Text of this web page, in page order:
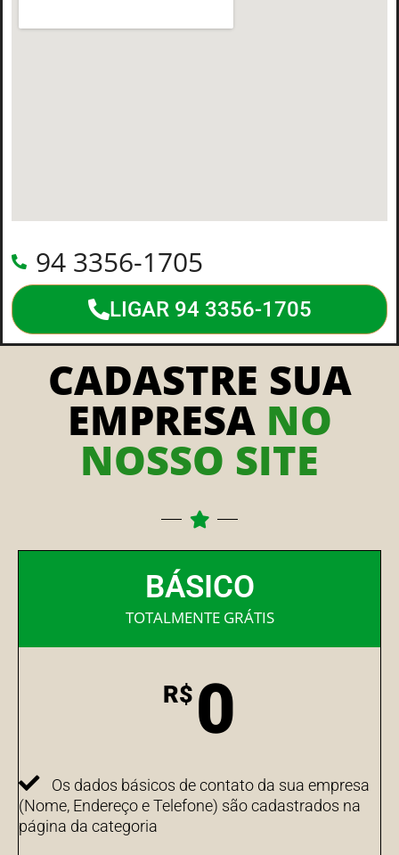
94 3356-1705
LIGAR 94 3356-1705
CADASTRE SUA
EMPRESA NO
NOSSO SITE
BÁSICO
TOTALMENTE GRÁTIS
R$ 0
Os dados básicos de contato da sua empresa
(Nome, Endereço e Telefone) são cadastrados na
página da categoria